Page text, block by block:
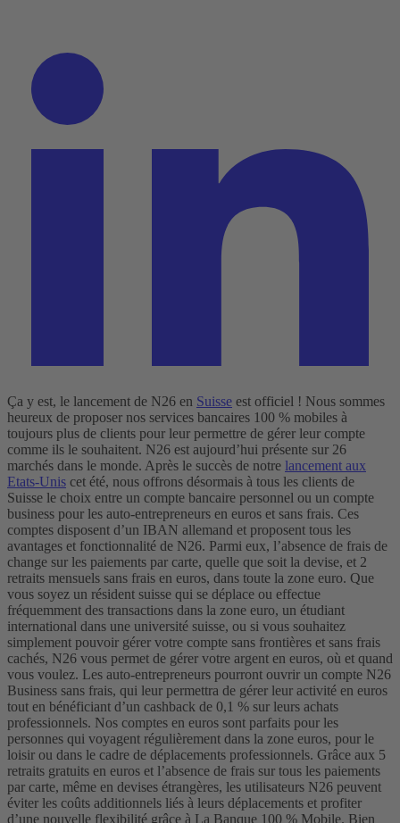
Ça y est, le lancement de N26 en Suisse est officiel ! Nous sommes
heureux de proposer nos services bancaires 100 % mobiles à
toujours plus de clients pour leur permettre de gérer leur compte
comme ils le souhaitent. N26 est aujourd’hui présente sur 26
marchés dans le monde. Après le succès de notre lancement aux
Etats-Unis cet été, nous offrons désormais à tous les clients de
Suisse le choix entre un compte bancaire personnel ou un compte
business pour les auto-entrepreneurs en euros et sans frais. Ces
comptes disposent d’un IBAN allemand et proposent tous les
avantages et fonctionnalité de N26. Parmi eux, l’absence de frais de
change sur les paiements par carte, quelle que soit la devise, et 2
retraits mensuels sans frais en euros, dans toute la zone euro. Que
vous soyez un résident suisse qui se déplace ou effectue
fréquemment des transactions dans la zone euro, un étudiant
international dans une université suisse, ou si vous souhaitez
simplement pouvoir gérer votre compte sans frontières et sans frais
cachés, N26 vous permet de gérer votre argent en euros, où et quand
vous voulez. Les auto-entrepreneurs pourront ouvrir un compte N26
Business sans frais, qui leur permettra de gérer leur activité en euros
tout en bénéficiant d’un cashback de 0,1 % sur leurs achats
professionnels. Nos comptes en euros sont parfaits pour les
personnes qui voyagent régulièrement dans la zone euros, pour le
loisir ou dans le cadre de déplacements professionnels. Grâce aux 5
retraits gratuits en euros et l’absence de frais sur tous les paiements
par carte, même en devises étrangères, les utilisateurs N26 peuvent
éviter les coûts additionnels liés à leurs déplacements et profiter
d’une nouvelle flexibilité grâce à La Banque 100 % Mobile. Bien